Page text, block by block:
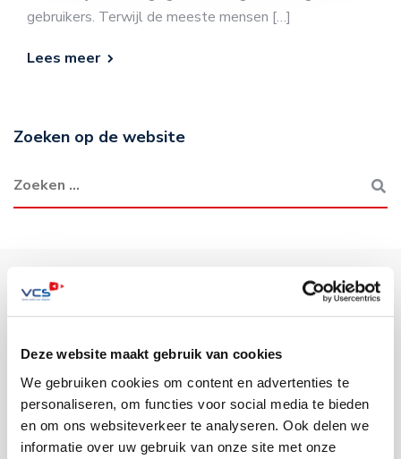
Deze website maakt gebruik van cookies
We gebruiken cookies om content en advertenties te
personaliseren, om functies voor social media te bieden
en om ons websiteverkeer te analyseren. Ook delen we
informatie over uw gebruik van onze site met onze
gebruikers. Terwijl de meeste mensen […]
Lees meer
Zoeken op de website
Sectoren
Gemeenten
Vervoersbedrijven